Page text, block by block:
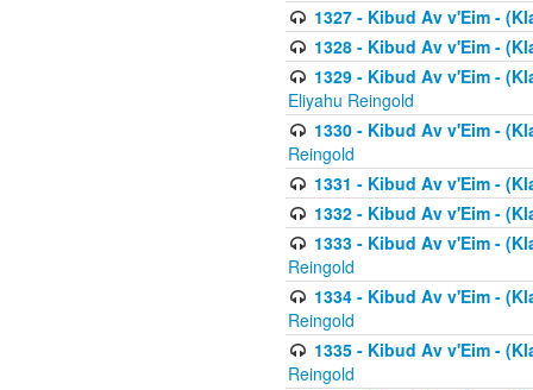
1327 - Kibud Av v'Eim -
1328 - Kibud Av v'Eim -
1329 - Kibud Av v'Eim -
Eliyahu Reingold
1330 - Kibud Av v'Eim -
Reingold
1331 - Kibud Av v'Eim -
1332 - Kibud Av v'Eim -
1333 - Kibud Av v'Eim -
Reingold
1334 - Kibud Av v'Eim -
Reingold
1335 - Kibud Av v'Eim -
Reingold